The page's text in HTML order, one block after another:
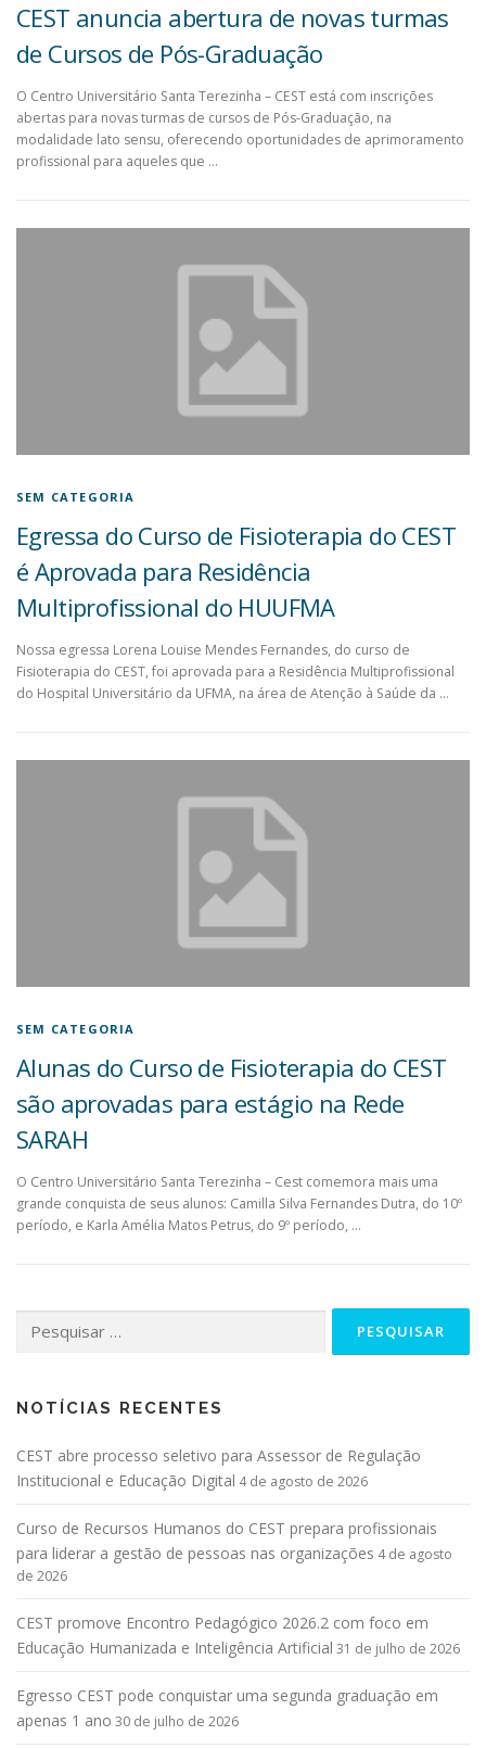
CEST anuncia abertura de novas turmas
de Cursos de Pós-Graduação
O Centro Universitário Santa Terezinha – CEST está com inscrições
abertas para novas turmas de cursos de Pós-Graduação, na
modalidade lato sensu, oferecendo oportunidades de aprimoramento
profissional para aqueles que …
SEM CATEGORIA
Egressa do Curso de Fisioterapia do CEST
é Aprovada para Residência
Multiprofissional do HUUFMA
Nossa egressa Lorena Louise Mendes Fernandes, do curso de
Fisioterapia do CEST, foi aprovada para a Residência Multiprofissional
do Hospital Universitário da UFMA, na área de Atenção à Saúde da …
SEM CATEGORIA
Alunas do Curso de Fisioterapia do CEST
são aprovadas para estágio na Rede
SARAH
O Centro Universitário Santa Terezinha – Cest comemora mais uma
grande conquista de seus alunos: Camilla Silva Fernandes Dutra, do 10º
período, e Karla Amélia Matos Petrus, do 9º período, …
NOTÍCIAS RECENTES
CEST abre processo seletivo para Assessor de Regulação
Institucional e Educação Digital 4 de agosto de 2026
Curso de Recursos Humanos do CEST prepara profissionais
para liderar a gestão de pessoas nas organizações 4 de agosto
de 2026
CEST promove Encontro Pedagógico 2026.2 com foco em
Educação Humanizada e Inteligência Artificial 31 de julho de 2026
Egresso CEST pode conquistar uma segunda graduação em
apenas 1 ano 30 de julho de 2026